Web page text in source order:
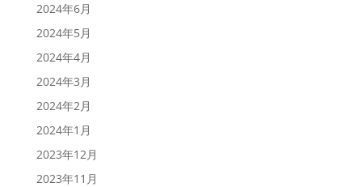
2024年6月
2024年5月
2024年4月
2024年3月
2024年2月
2024年1月
2023年12月
2023年11月